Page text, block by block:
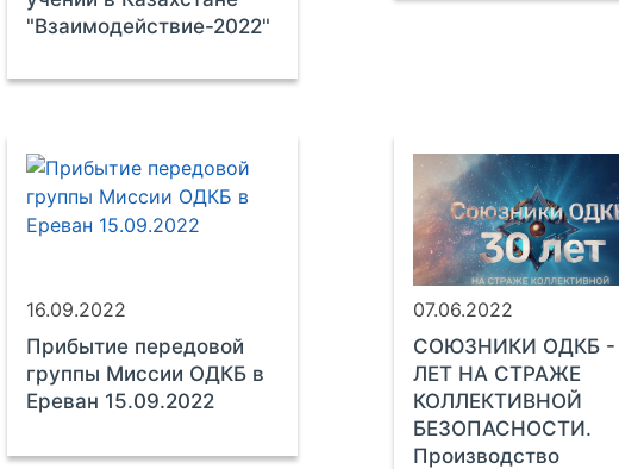
"Взаимодействие-2022"
16.09.2022
Прибытие передовой
группы Миссии ОДКБ в
Ереван 15.09.2022
07.06.2022
СОЮЗНИКИ ОДКБ -
ЛЕТ НА СТРАЖЕ
КОЛЛЕКТИВНОЙ
БЕЗОПАСНОСТИ.
Производство